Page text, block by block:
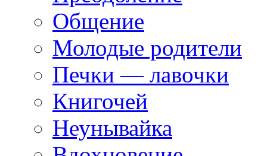
Общение
Молодые родители
Печки — лавочки
Книгочей
Неунывайка